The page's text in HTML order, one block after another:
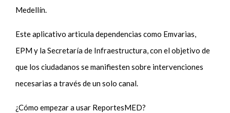
Medellín.
Este aplicativo articula dependencias como Emvarias,
EPM y la Secretaría de Infraestructura, con el objetivo de
que los ciudadanos se manifiesten sobre intervenciones
necesarias a través de un solo canal.
¿Cómo empezar a usar ReportesMED?